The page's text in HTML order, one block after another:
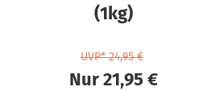
(1kg)
UVP* 24,95 €
Nur 21,95 €